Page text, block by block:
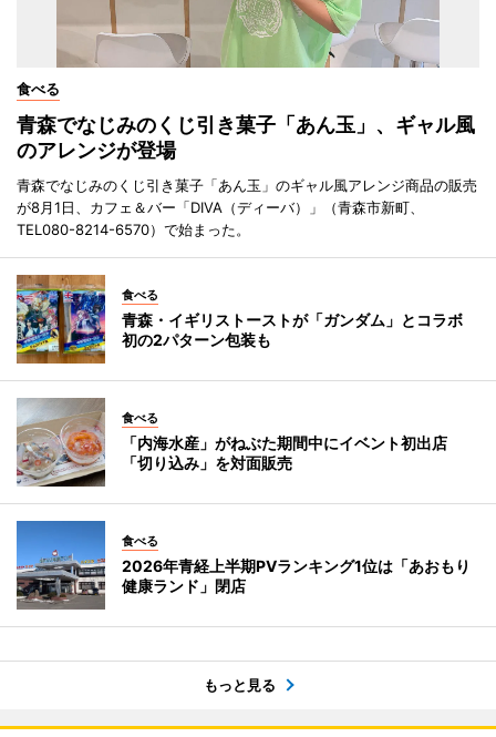
食べる
青森でなじみのくじ引き菓子「あん玉」、ギャル風
のアレンジが登場
青森でなじみのくじ引き菓子「あん玉」のギャル風アレンジ商品の販売
が8月1日、カフェ＆バー「DIVA（ディーバ）」（青森市新町、
TEL080-8214-6570）で始まった。
食べる
青森・イギリストーストが「ガンダム」とコラボ
初の2パターン包装も
食べる
「内海水産」がねぶた期間中にイベント初出店
「切り込み」を対面販売
食べる
2026年青経上半期PVランキング1位は「あおもり
健康ランド」閉店
もっと見る